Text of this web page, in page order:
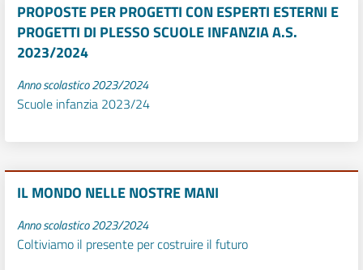
PROPOSTE PER PROGETTI CON ESPERTI ESTERNI E
PROGETTI DI PLESSO SCUOLE INFANZIA A.S.
2023/2024
Anno scolastico 2023/2024
Scuole infanzia 2023/24
IL MONDO NELLE NOSTRE MANI
Anno scolastico 2023/2024
Coltiviamo il presente per costruire il futuro